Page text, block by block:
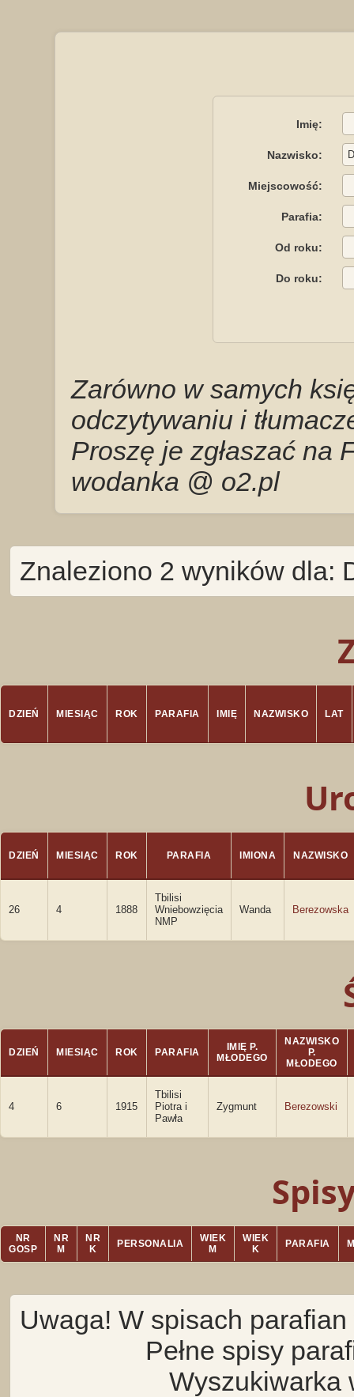
Imię:
Nazwisko:
Miejscowość:
Parafia:
Od roku:
Do roku:
Zarówno w samych
odczytywaniu i
Proszę je zgłaszać na
wodanka @ o2.pl
Znaleziono 2 wyników dla:
DZIEŃ MIESIĄC ROK PARAFIA IMIĘ NAZWISKO LAT
DZIEŃ MIESIĄC ROK PARAFIA IMIONA NAZWISKO
26 4 1888
Tbilisi
Wniebowzięcia
NMP
Wanda Berezowska
DZIEŃ MIESIĄC ROK PARAFIA
IMIĘ P.
MŁODEGO
NAZWISKO
P.
MŁODEGO
4 6 1915
Tbilisi
Piotra i
Pawła
Zygmunt Berezowski
NR
GOSP
NR
M
NR
K
PERSONALIA
WIEK
M
WIEK
K
PARAFIA
Uwaga! W spisach
Pełne spisy
Wyszukiwarka